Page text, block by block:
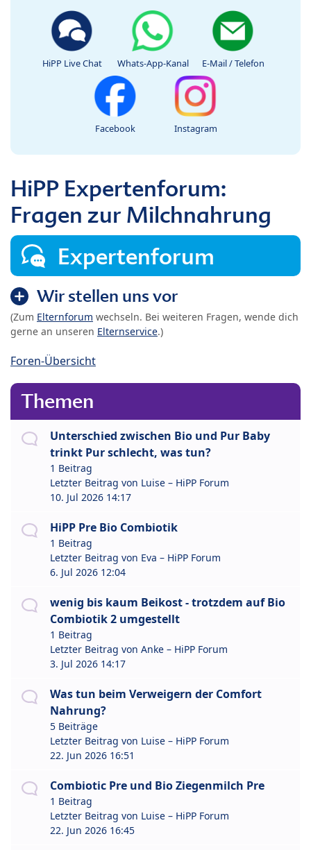
HiPP Live Chat Whats-App-Kanal E-Mail / Telefon
Facebook Instagram
HiPP Expertenforum:
Fragen zur Milchnahrung
Expertenforum
Wir stellen uns vor
(Zum Elternforum wechseln. Bei weiteren Fragen, wende dich
gerne an unseren Elternservice.)
Foren-Übersicht
Themen
Unterschied zwischen Bio und Pur Baby
trinkt Pur schlecht, was tun?
1 Beitrag
Letzter Beitrag von Luise – HiPP Forum
10. Jul 2026 14:17
HiPP Pre Bio Combiotik
1 Beitrag
Letzter Beitrag von Eva – HiPP Forum
6. Jul 2026 12:04
wenig bis kaum Beikost - trotzdem auf Bio
Combiotik 2 umgestellt
1 Beitrag
Letzter Beitrag von Anke – HiPP Forum
3. Jul 2026 14:17
Was tun beim Verweigern der Comfort
Nahrung?
5 Beiträge
Letzter Beitrag von Luise – HiPP Forum
22. Jun 2026 16:51
Combiotic Pre und Bio Ziegenmilch Pre
1 Beitrag
Letzter Beitrag von Luise – HiPP Forum
22. Jun 2026 16:45